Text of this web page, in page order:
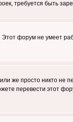
требуется быть
форум не умеет
же просто никто
перевести этот